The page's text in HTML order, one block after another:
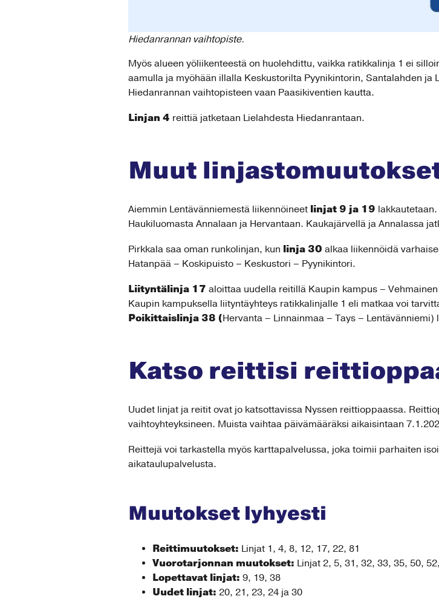
Hiedanrannan vaihtopiste.
Myös alueen yöliikenteestä on huolehdittu, vaikka ratikkalinja 1 ei
aamulla ja myöhään illalla Keskustorilta Pyynikintorin, Santalahden ja
Hiedanrannan vaihtopisteen vaan Paasikiventien kautta.
Linjan 4 reittiä jatketaan Lielahdesta Hiedanrantaan.
Muut
Aiemmin Lentävänniemestä liikennöineet linjat 9 ja 19
Haukiluomasta Annalaan ja Hervantaan. Kaukajärvellä ja Annalassa
Pirkkala saa oman runkolinjan, kun linja 30 alkaa liikennöidä
Hatanpää – Koskipuisto – Keskustori – Pyynikintori.
Liityntälinja 17 aloittaa uudella reitillä Kaupin kampus –
Kaupin kampuksella liityntäyhteys ratikkalinjalle 1 eli matkaa voi
Poikittaislinja 38 (Hervanta – Linnainmaa – Tays – Lentävänniemi)
Katso reittisi
Uudet linjat ja reitit ovat jo katsottavissa Nyssen reittioppaassa.
vaihtoyhteyksineen. Muista vaihtaa päivämääräksi aikaisintaan
Reittejä voi tarkastella myös karttapalvelussa, joka toimii parhaiten
aikataulupalvelusta.
Muutokset lyhyesti
Reittimuutokset: Linjat 1, 4, 8, 12, 17, 22, 81
Vuorotarjonnan muutokset: Linjat 2, 5, 31, 32, 33, 35, 50,
Lopettavat linjat: 9, 19, 38
Uudet linjat: 20, 21, 23, 24 ja 30